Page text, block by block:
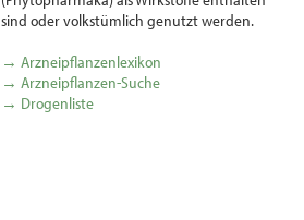
sind oder volks­tümlich genutzt werden.
→ Arzneipflanzenlexikon
→ Arzneipflanzen-Suche
→ Drogenliste